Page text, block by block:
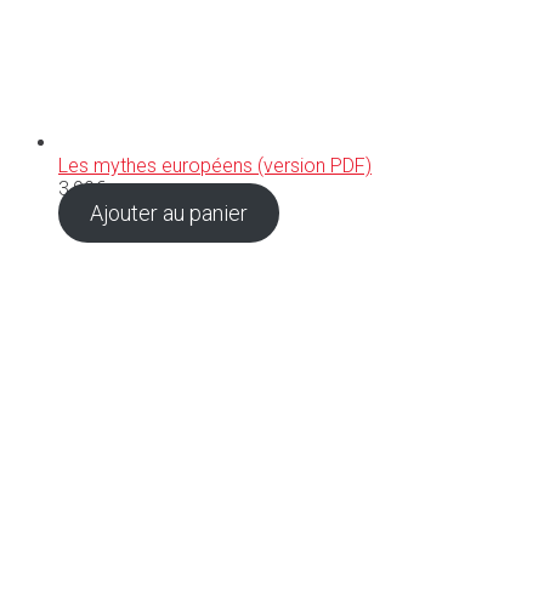
Les mythes européens (version PDF)
3,99€
Ajouter au panier